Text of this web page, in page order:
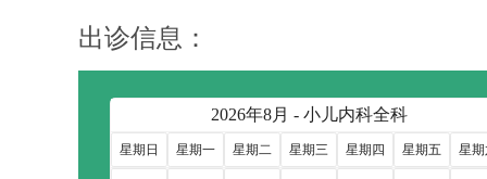
出诊信息：
2026年8月 - 小儿内科全科
星期日 星期一 星期二 星期三 星期四 星期五 星